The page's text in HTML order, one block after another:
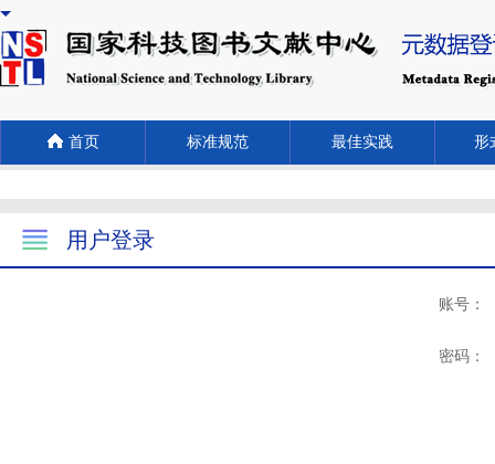
首页 标准规范 最佳实践 形
用户登录
账号：
密码：